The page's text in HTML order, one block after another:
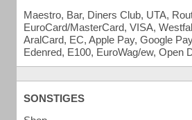
Maestro, Bar, Diners Club, UTA,
EuroCard/MasterCard, VISA,
AralCard, EC, Apple Pay, Google
Edenred, E100, EuroWag/ew, Open
SONSTIGES